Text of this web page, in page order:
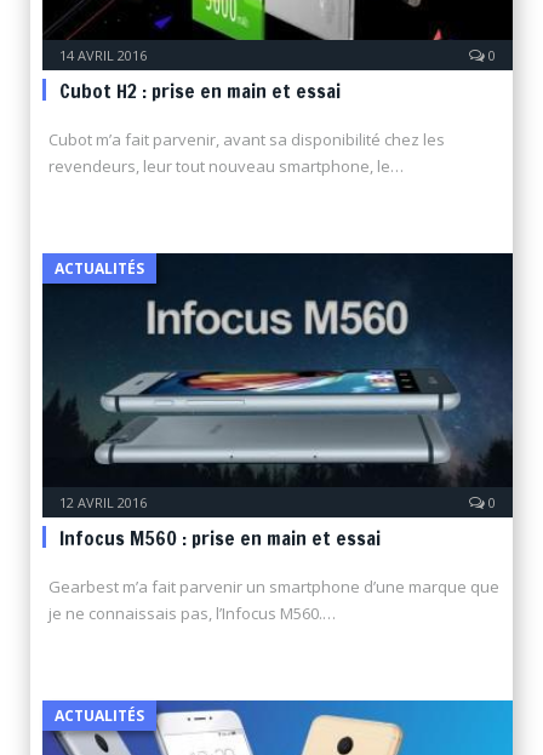
14 AVRIL 2016 0
Cubot H2 : prise en main et essai
Cubot m’a fait parvenir, avant sa disponibilité chez les
revendeurs, leur tout nouveau smartphone, le…
ACTUALITÉS
12 AVRIL 2016 0
Infocus M560 : prise en main et essai
Gearbest m’a fait parvenir un smartphone d’une marque que
je ne connaissais pas, l’Infocus M560.…
ACTUALITÉS